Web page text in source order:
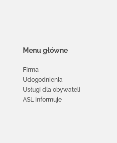
Menu główne
Firma
Udogodnienia
Usługi dla obywateli
ASL informuje